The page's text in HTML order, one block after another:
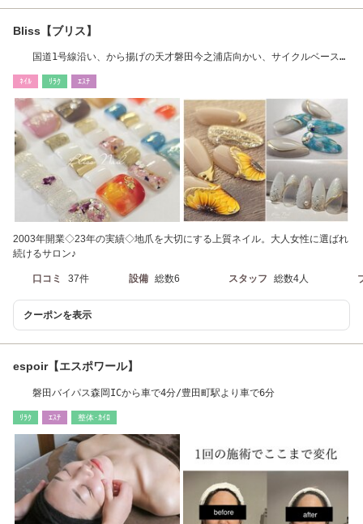
Bliss【ブリス】
国道1号線沿い、から揚げの天才磐田今之浦店向かい、サイクルベースあ
ﾈｲﾙ ﾘﾗｸ ｴｽﾃ
2003年開業◇23年の実績◇地爪を大切にする上質ネイル。大人女性に選ばれ
続けるサロン♪
口コミ 37件 設備 総数6 スタッフ 総数4人
クーポンを表示
espoir【エスポワール】
磐田バイパス森岡ICから車で4分/豊田町駅より車で6分
ﾘﾗｸ ｴｽﾃ 整体･ｶｲﾛ